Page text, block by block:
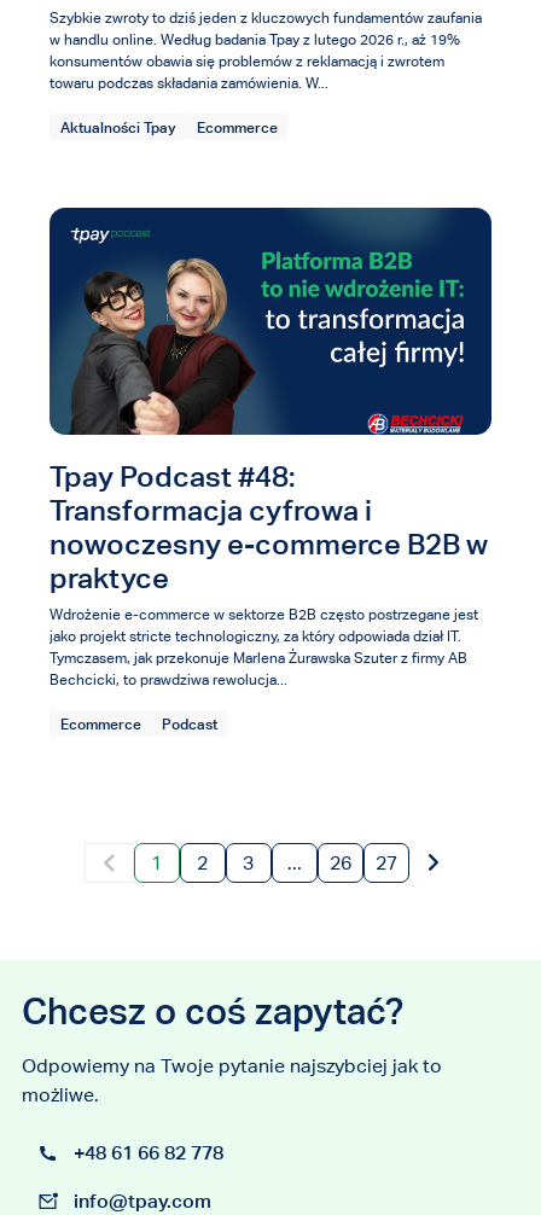
Szybkie zwroty to dziś jeden z kluczowych fundamentów zaufania
w handlu online. Według badania Tpay z lutego 2026 r., aż 19%
konsumentów obawia się problemów z reklamacją i zwrotem
towaru podczas składania zamówienia. W...
Aktualności Tpay Ecommerce
Tpay Podcast #48:
Transformacja cyfrowa i
nowoczesny e-commerce B2B w
praktyce
Wdrożenie e-commerce w sektorze B2B często postrzegane jest
jako projekt stricte technologiczny, za który odpowiada dział IT.
Tymczasem, jak przekonuje Marlena Żurawska Szuter z firmy AB
Bechcicki, to prawdziwa rewolucja...
Ecommerce Podcast
1 2 3 ... 26 27
Chcesz o coś zapytać?
Odpowiemy na Twoje pytanie najszybciej jak to
możliwe.
+48 61 66 82 778
info@tpay.com